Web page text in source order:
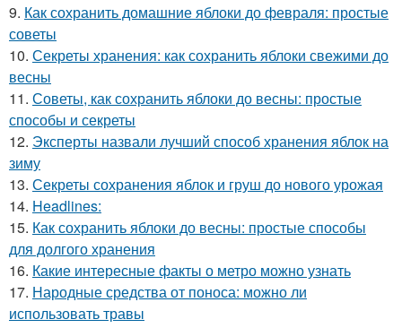
9. Как сохранить домашние яблоки до февраля: простые
советы
10. Секреты хранения: как сохранить яблоки свежими до
весны
11. Советы, как сохранить яблоки до весны: простые
способы и секреты
12. Эксперты назвали лучший способ хранения яблок на
зиму
13. Секреты сохранения яблок и груш до нового урожая
14. Headlines:
15. Как сохранить яблоки до весны: простые способы
для долгого хранения
16. Какие интересные факты о метро можно узнать
17. Народные средства от поноса: можно ли
использовать травы